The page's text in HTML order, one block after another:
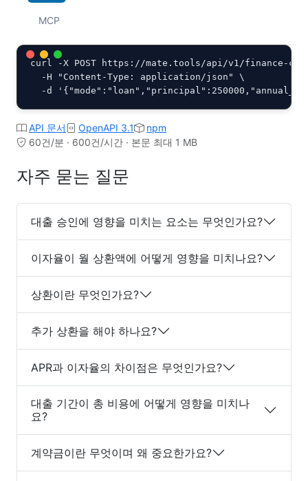
MCP
curl -X POST https://mate.tools/api/v1/finance-
  -H "Content-Type: application/json" \
-d
API 문서 OpenAPI 3.1
npm
60건/분 · 600건/시간 · 본문 최대 1 MB
자주 묻는 질문
대출 승인에 영향을 미치는 요소는 무엇인가요?
이자율이 월 상환액에 어떻게 영향을 미치나요?
상환이란 무엇인가요?
추가 상환을 해야 하나요?
APR과 이자율의 차이점은 무엇인가요?
대출 기간이 총 비용에 어떻게 영향을 미치나
요?
계약금이란 무엇이며 왜 중요한가요?